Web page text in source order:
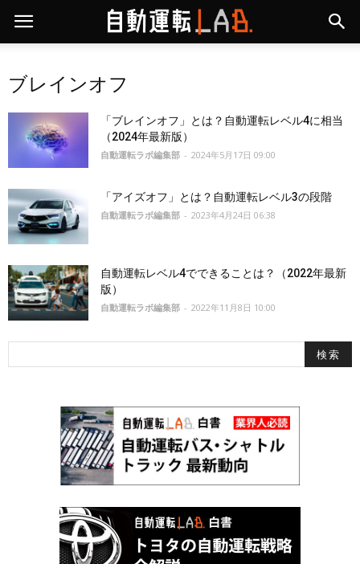
ブレインオフ
「ブレインオフ」とは？自動運転レベル4に相当
（2024年最新版）
自動運転ラボ編集部 - 2024年5月17日 09:00
「アイズオフ」とは？自動運転レベル3の段階
自動運転ラボ編集部 - 2023年4月24日 06:38
自動運転レベル4でできることは？（2022年最新
版）
自動運転ラボ編集部 - 2022年11月8日 10:00